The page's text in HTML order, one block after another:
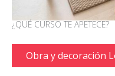
¿QUÉ CURSO TE APETECE?
Obra y decoración